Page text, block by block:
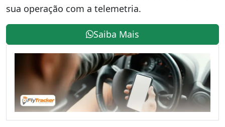
sua operação com a telemetria.
Saiba Mais